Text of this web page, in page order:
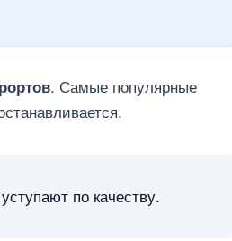
. Самые популярные
по качеству.